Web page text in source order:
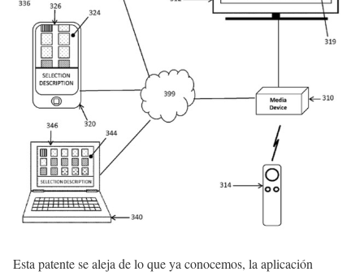
Esta patente se aleja de lo que ya conocemos, la aplicación